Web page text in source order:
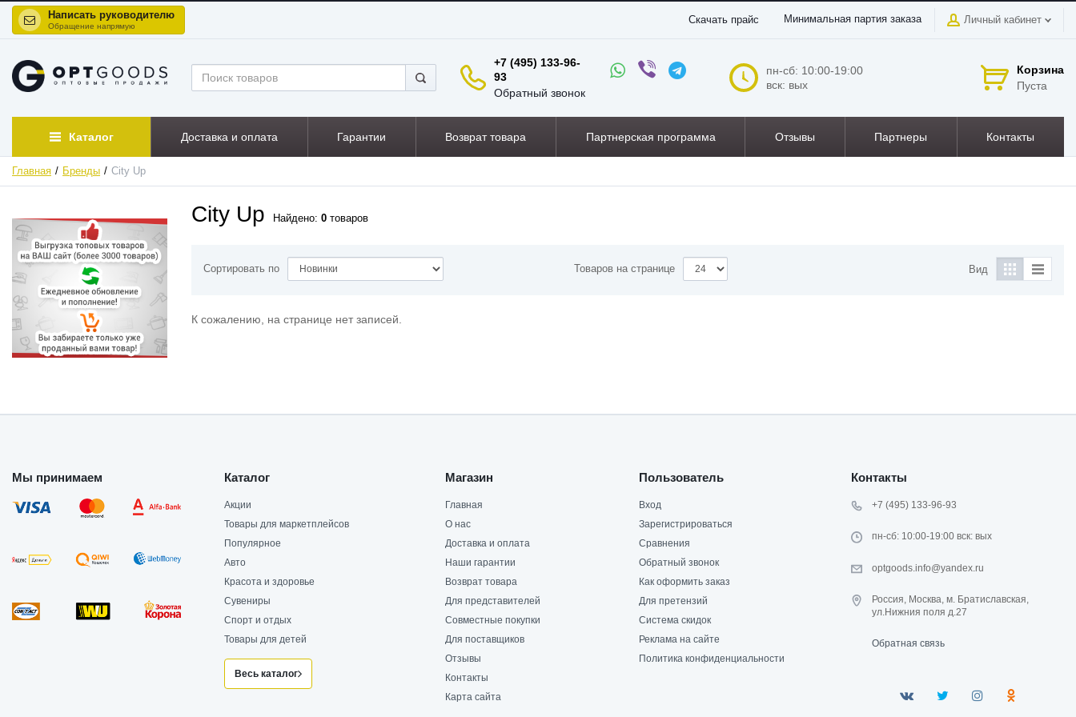
Написать руководителю
Обращение напрямую
Скачать прайс Минимальная партия заказа Личный кабинет
+7 (495) 133-96-
93
Обратный звонок
пн-сб: 10:00-19:00
вск: вых
Корзина
Пуста
Каталог Доставка и оплата Гарантии Возврат товара Партнерская программа Отзывы Партнеры Контакты
Главная Бренды City Up
City Up Найдено: 0 товаров
Сортировать по Товаров на странице Вид
К сожалению, на странице нет записей.
Мы принимаем Каталог
Акции
Товары для маркетплейсов
Популярное
Авто
Красота и здоровье
Сувениры
Спорт и отдых
Товары для детей
Весь каталог
Магазин
Главная
О нас
Доставка и оплата
Наши гарантии
Возврат товара
Для представителей
Совместные покупки
Для поставщиков
Отзывы
Контакты
Карта сайта
Пользователь
Вход
Зарегистрироваться
Сравнения
Обратный звонок
Как оформить заказ
Для претензий
Система скидок
Реклама на сайте
Политика конфиденциальности
Контакты
+7 (495) 133-96-93
пн-сб: 10:00-19:00 вск: вых
optgoods.info@yandex.ru
Россия, Москва, м. Братиславская,
ул.Нижния поля д.27
Обратная связь